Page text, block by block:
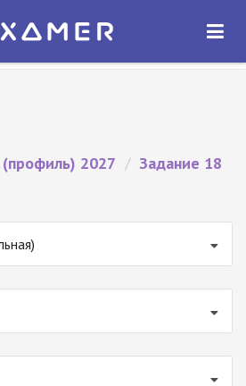
2027
ОТКРЫТЬ
2027 / Задание 18